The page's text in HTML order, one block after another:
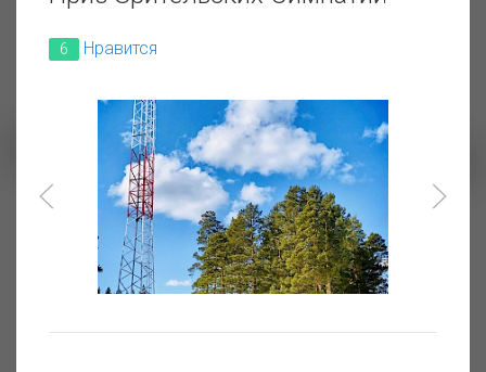
Монтаж пролетных
конструкций
технологического проезда
Верхне-Свирской ГЭС
Монтаж пролетных
конструкций
технологического проезда
Верхне-Свирской ГЭС
6 Нравится